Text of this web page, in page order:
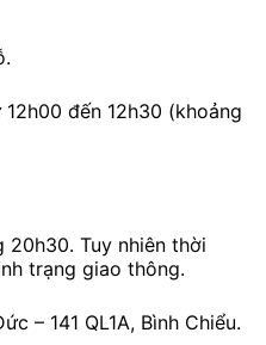
đến 12h30 (khoảng
20h30. Tuy nhiên thời
trạng giao thông.
– 141 QL1A, Bình Chiểu.